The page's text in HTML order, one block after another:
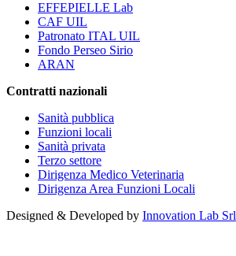
EFFEPIELLE Lab
CAF UIL
Patronato ITAL UIL
Fondo Perseo Sirio
ARAN
Contratti nazionali
Sanità pubblica
Funzioni locali
Sanità privata
Terzo settore
Dirigenza Medico Veterinaria
Dirigenza Area Funzioni Locali
Designed & Developed by Innovation Lab Srl